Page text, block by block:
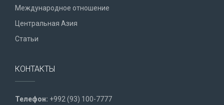
Международное отношение
Центральная Азия
Статьи
КОНТАКТЫ
Телефон: +992 (93) 100-7777